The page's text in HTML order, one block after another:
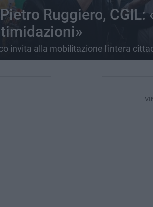
Ruggiero, CGIL:
invita alla mobilitazione l'intera